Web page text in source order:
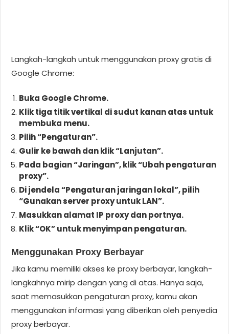
Langkah-langkah untuk menggunakan proxy gratis di
Google Chrome:
Buka Google Chrome.
Klik tiga titik vertikal di sudut kanan atas untuk
membuka menu.
Pilih “Pengaturan”.
Gulir ke bawah dan klik “Lanjutan”.
Pada bagian “Jaringan”, klik “Ubah pengaturan
proxy”.
Di jendela “Pengaturan jaringan lokal”, pilih
“Gunakan server proxy untuk LAN”.
Masukkan alamat IP proxy dan portnya.
Klik “OK” untuk menyimpan pengaturan.
Menggunakan Proxy Berbayar
Jika kamu memiliki akses ke proxy berbayar, langkah-
langkahnya mirip dengan yang di atas. Hanya saja,
saat memasukkan pengaturan proxy, kamu akan
menggunakan informasi yang diberikan oleh penyedia
proxy berbayar.